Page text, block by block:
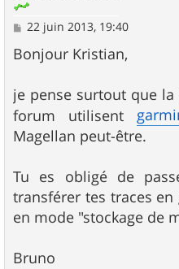
M
s
s
g
e
22 juin 2013, 19:40
Bonjour Kristian,
je pense surtout que
forum utilisent
Magellan peut-être.
Tu es obligé de
transférer tes traces
en mode "stockage de
Bruno